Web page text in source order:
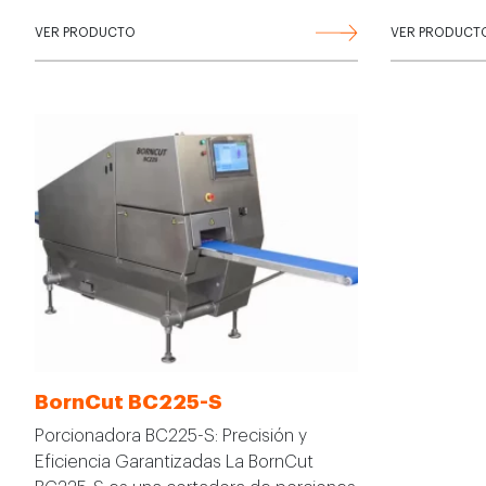
VER PRODUCTO VER
BornCut BC225-S
Porcionadora BC225-S: Precisión y
Eficiencia Garantizadas La BornCut